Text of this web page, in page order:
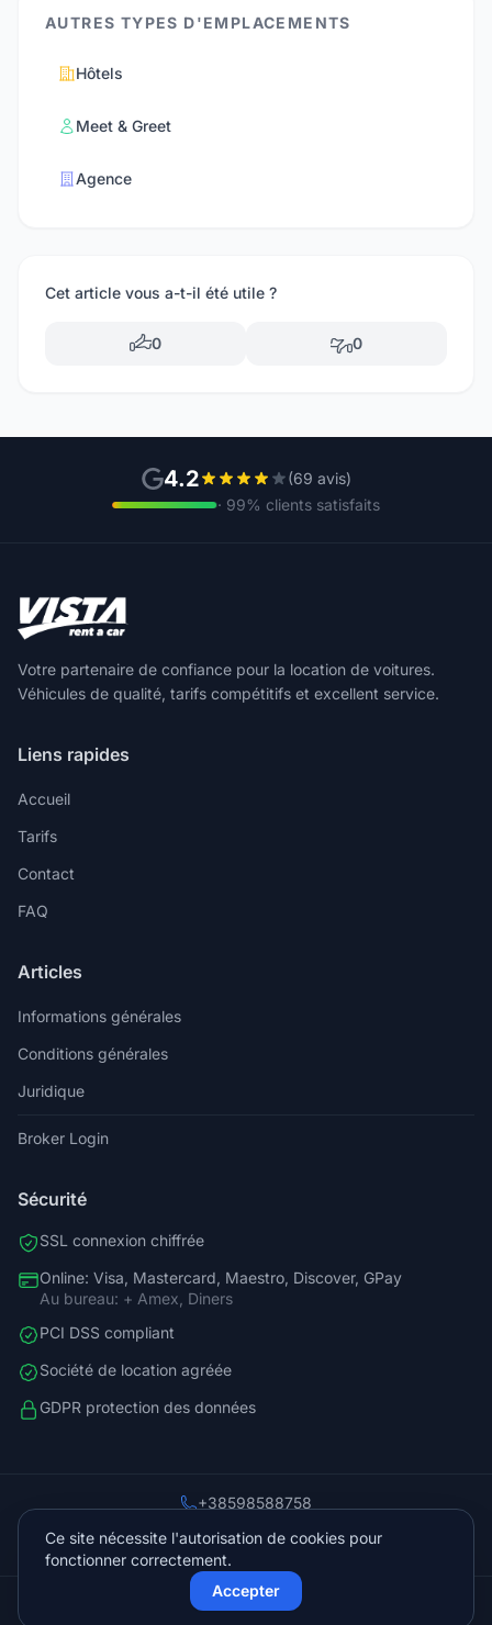
AUTRES TYPES D'EMPLACEMENTS
Hôtels
Meet & Greet
Agence
Cet article vous a-t-il été utile ?
0 0
4.2
(69 avis)
· 99% clients satisfaits
Votre partenaire de confiance pour la location de voitures.
Véhicules de qualité, tarifs compétitifs et excellent service.
Liens rapides
Accueil
Tarifs
Contact
FAQ
Articles
Informations générales
Conditions générales
Juridique
Broker Login
Sécurité
SSL connexion chiffrée
Online: Visa, Mastercard, Maestro, Discover, GPay
Au bureau: + Amex, Diners
PCI DSS compliant
Société de location agréée
GDPR protection des données
+38598588758
Planinarski put 9, Veliko Brdo, Makarska
© 2026 Vista Sol d.o.o.. Tous droits réservés.
Ce site nécessite l'autorisation de cookies pour
fonctionner correctement.
Accepter